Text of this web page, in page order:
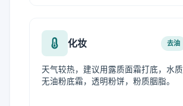
化妆 去油
天气较热，建议用露质面霜打底，水质
无油粉底霜，透明粉饼，粉质胭脂。